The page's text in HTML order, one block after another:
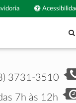
3731-3510
7h às 12h